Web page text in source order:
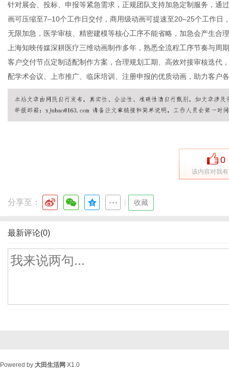
针对展会、投标、申报等紧急需求，正规团队支持加急定制服务，通
画可压缩至7–10个工作日交付，商用级动画可提速至20–25个工作
无限加急，医学审核、精密建模等核心工序不能省略，加急会产生合
上海知映传媒深耕医疗三维动画制作多年，熟悉全流程工序节奏与周
客户交付节点定制适配制作方案，合理规划工期、高效对接审核迭代
配学术会议、上市推广、临床培训、注册申报的优质动画，助力客户
0
该内容对我
分享至： 收藏
最新评论(0)
Powered by 大田生活网 X1.0